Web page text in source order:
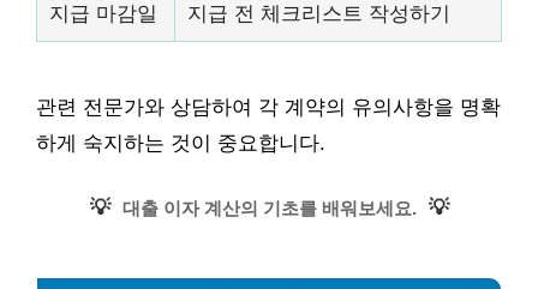
지급 마감일 지급 전 체크리스트 작성하기
관련 전문가와 상담하여 각 계약의 유의사항을 명확
하게 숙지하는 것이 중요합니다.
💡 대출 이자 계산의 기초를 배워보세요. 💡